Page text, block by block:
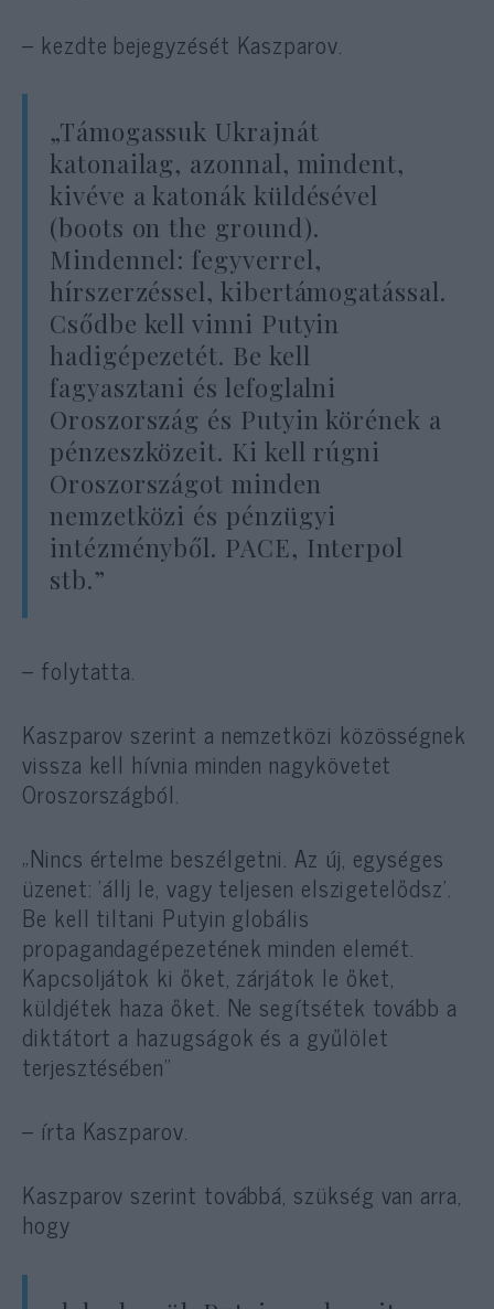
– kezdte bejegyzését Kaszparov.
„Támogassuk Ukrajnát
katonailag, azonnal, mindent,
kivéve a katonák küldésével
(boots on the ground).
Mindennel: fegyverrel,
hírszerzéssel, kibertámogatással.
Csődbe kell vinni Putyin
hadigépezetét. Be kell
fagyasztani és lefoglalni
Oroszország és Putyin körének a
pénzeszközeit. Ki kell rúgni
Oroszországot minden
nemzetközi és pénzügyi
intézményből. PACE, Interpol
stb.”
– folytatta.
Kaszparov szerint a nemzetközi közösségnek
vissza kell hívnia minden nagykövetet
Oroszországból.
„Nincs értelme beszélgetni. Az új, egységes
üzenet: ’állj le, vagy teljesen elszigetelődsz’.
Be kell tiltani Putyin globális
propagandagépezetének minden elemét.
Kapcsoljátok ki őket, zárjátok le őket,
küldjétek haza őket. Ne segítsétek tovább a
diktátort a hazugságok és a gyűlölet
terjesztésében”
– írta Kaszparov.
Kaszparov szerint továbbá, szükség van arra,
hogy